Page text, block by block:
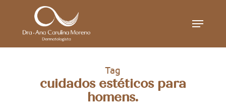
Menu
Tag
cuidados estéticos para
homens.